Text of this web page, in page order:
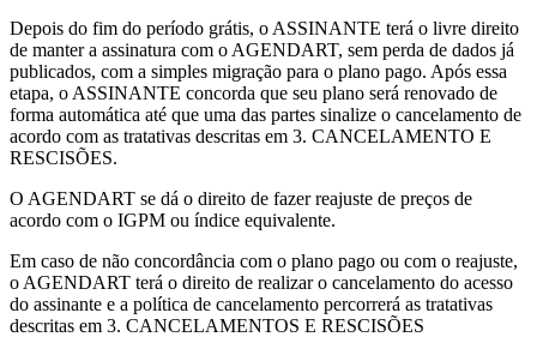
Depois do fim do período grátis, o ASSINANTE terá o livre direito
de manter a assinatura com o AGENDART, sem perda de dados já
publicados, com a simples migração para o plano pago. Após essa
etapa, o ASSINANTE concorda que seu plano será renovado de
forma automática até que uma das partes sinalize o cancelamento de
acordo com as tratativas descritas em 3. CANCELAMENTO E
RESCISÕES.
O AGENDART se dá o direito de fazer reajuste de preços de
acordo com o IGPM ou índice equivalente.
Em caso de não concordância com o plano pago ou com o reajuste,
o AGENDART terá o direito de realizar o cancelamento do acesso
do assinante e a política de cancelamento percorrerá as tratativas
descritas em 3. CANCELAMENTOS E RESCISÕES